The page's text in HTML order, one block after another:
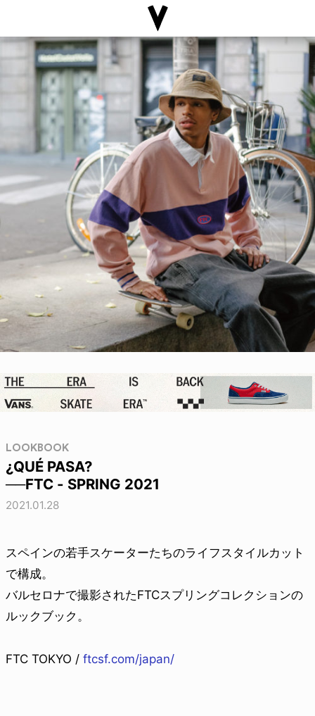
LOOKBOOK
¿QUÉ PASA?
──FTC - SPRING 2021
2021.01.28
スペインの若手スケーターたちのライフスタイルカット
で構成。
バルセロナで撮影されたFTCスプリングコレクションの
ルックブック。
FTC TOKYO / ftcsf.com/japan/